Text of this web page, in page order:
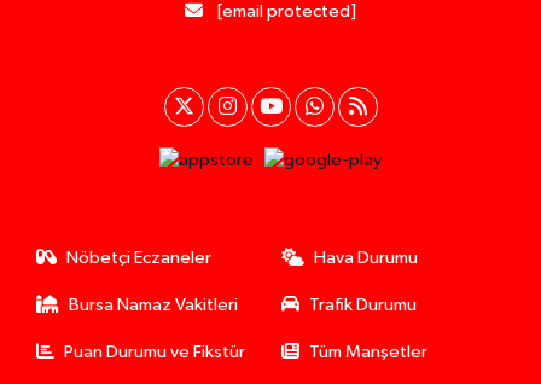
[email protected]
Nöbetçi Eczaneler Hava Durumu
Bursa Namaz Vakitleri Trafik Durumu
Puan Durumu ve Fikstür Tüm Manşetler